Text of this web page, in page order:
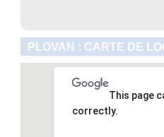
PLOVAN : CARTE DE
This page
correctly.